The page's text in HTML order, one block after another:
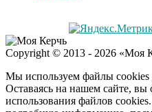
Copyright © 2013 - 2026 «Моя
Мы используем файлы cookies
Оставаясь на нашем сайте, вы
использования файлов